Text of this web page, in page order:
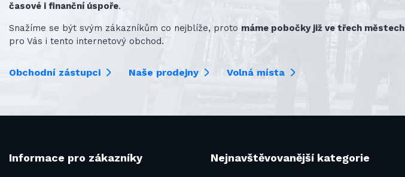
časové i finanční úspoře.
Snažíme se být svým zákazníkům co nejblíže, protomáme pobočky již ve třech městech
pro Vás i tento internetový obchod.
Obchodní zástupci Naše prodejny Volná místa
Informace pro zákazníky Nejnavštěvovanější kategorie